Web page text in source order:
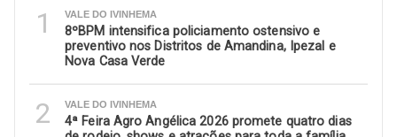
1 VALE DO IVINHEMA
8ºBPM intensifica policiamento ostensivo e
preventivo nos Distritos de Amandina, Ipezal e
Nova Casa Verde
2 VALE DO IVINHEMA
4ª Feira Agro Angélica 2026 promete quatro dias